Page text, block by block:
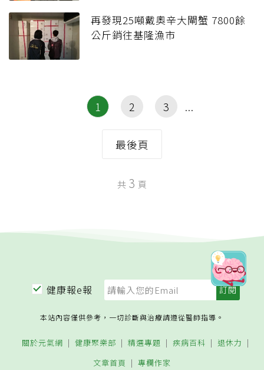
再發現25噸戴奧辛大閘蟹 7800餘
公斤銷往基隆漁市
1 2 3
最後頁
共 3 頁
健康報e報
本站內容僅供參考，一切診斷與治療請遵從醫師指導。
關於元氣網 健康聚樂部 精選專題 疾病百科
退休力
文章首頁
專欄作家